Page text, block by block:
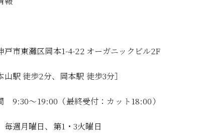
戸市東灘区岡本1-4-22 オーガニックビル2F
山駅 徒歩2分、岡本駅 徒歩3分］
9:30～19:00（最終受付：カット18:00）
週月曜日、第1・3火曜日